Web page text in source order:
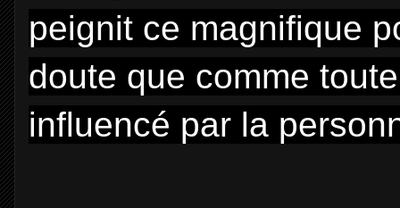
peignit ce magnifique
doute que comme
influencé par la